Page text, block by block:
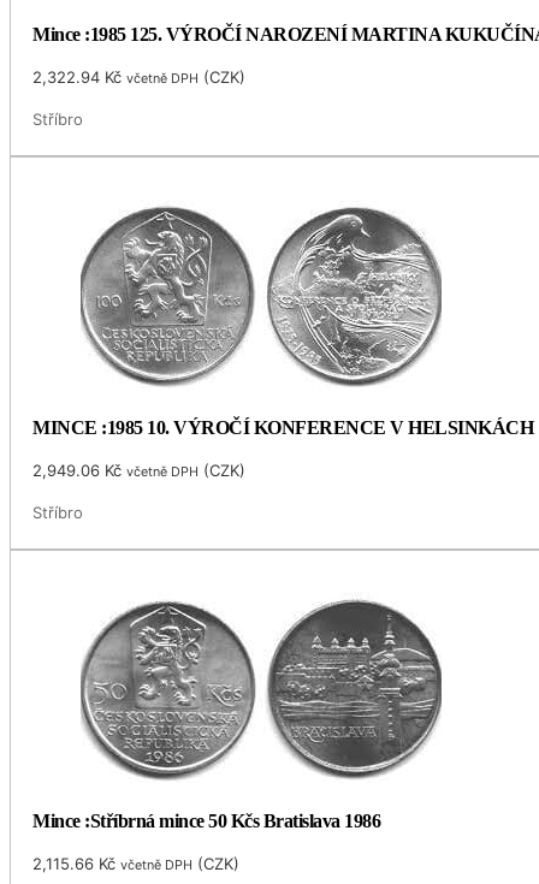
Mince :1985 125. VÝROČÍ NAROZENÍ MARTINA
2,322.94 Kč včetně DPH (CZK)
Stříbro
MINCE :1985 10. VÝROČÍ KONFERENCE V HELSINKÁCH
2,949.06 Kč včetně DPH (CZK)
Stříbro
Mince :Stříbrná mince 50 Kčs Bratislava 1986
2,115.66 Kč včetně DPH (CZK)